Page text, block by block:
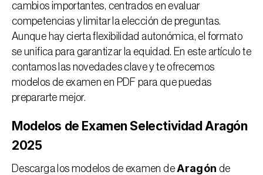
cambios importantes, centrados en evaluar
competencias y limitar la elección de preguntas.
Aunque hay cierta flexibilidad autonómica, el formato
se unifica para garantizar la equidad. En este artículo te
contamos las novedades clave y te ofrecemos
modelos de examen en PDF para que puedas
prepararte mejor.
Modelos de Examen Selectividad Aragón
2025
Descarga los modelos de examen de Aragón de